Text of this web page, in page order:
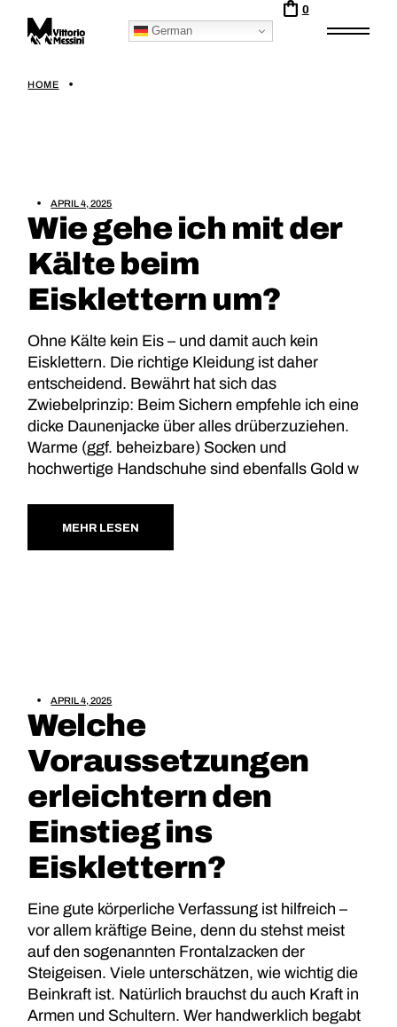
German
0
HOME
APRIL 4, 2025
Wie gehe ich mit der
Kälte beim
Eisklettern um?
Ohne Kälte kein Eis – und damit auch kein
Eisklettern. Die richtige Kleidung ist daher
entscheidend. Bewährt hat sich das
Zwiebelprinzip: Beim Sichern empfehle ich eine
dicke Daunenjacke über alles drüberzuziehen.
Warme (ggf. beheizbare) Socken und
hochwertige Handschuhe sind ebenfalls Gold w
MEHR LESEN
APRIL 4, 2025
Welche
Voraussetzungen
erleichtern den
Einstieg ins
Eisklettern?
Eine gute körperliche Verfassung ist hilfreich –
vor allem kräftige Beine, denn du stehst meist
auf den sogenannten Frontalzacken der
Steigeisen. Viele unterschätzen, wie wichtig die
Beinkraft ist. Natürlich brauchst du auch Kraft in
Armen und Schultern. Wer handwerklich begabt